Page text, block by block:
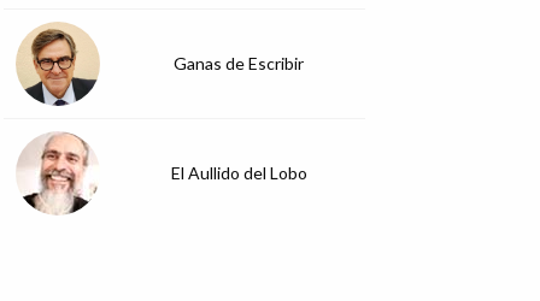
Ganas de Escribir
El Aullido del Lobo